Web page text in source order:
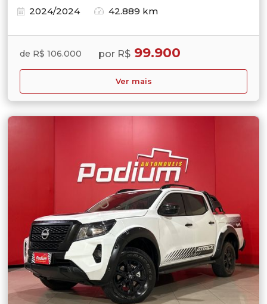
2024/2024
42.889 km
de R$ 106.000 por R$ 99.900
Ver mais